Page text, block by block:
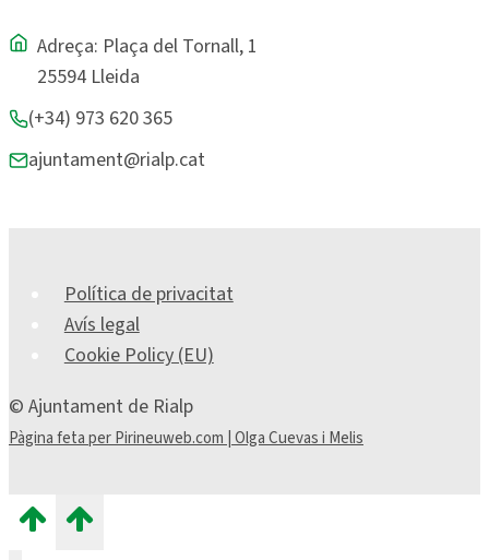
Adreça: Plaça del Tornall, 1
25594 Lleida
(+34) 973 620 365
ajuntament@rialp.cat
Política de privacitat
Avís legal
Cookie Policy (EU)
© Ajuntament de Rialp
Pàgina feta per Pirineuweb.com | Olga Cuevas i Melis